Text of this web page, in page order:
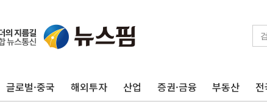
글로벌·중국 해외투자 산업 증권·금융 부동산
[인도증시] 중동 긴장 완화에 실적 호조까지, 상승...호실